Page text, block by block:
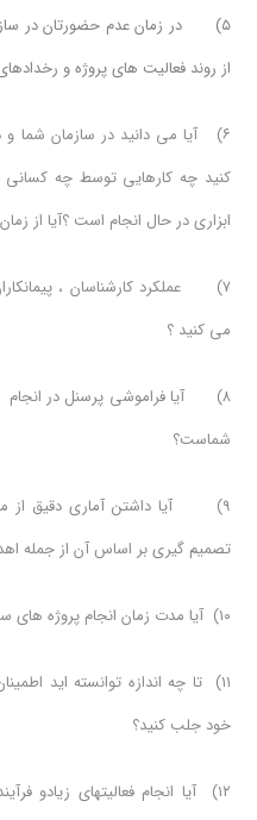
۵) در زمان عدم حضورتان در
از روند فعالیت های پروژه و
۶) آیا می دانید در سازمان شما
کنید چه کارهایی توسط چه
ابزاری در حال انجام است ؟آیا از
۷) عملکرد کارشناسان ،
می کنید ؟
۸) آیا فراموشی پرسنل در
شماست؟
۹) آیا داشتن آماری دقیق
تصمیم گیری بر اساس آن از جمله
۱۰) آیا مدت زمان انجام پروژه های سازمان شما طولانی مدت است؟
۱۱) تا چه اندازه توانسته اید
خود جلب کنید؟
۱۲) آیا انجام فعاليتهاي زیادو